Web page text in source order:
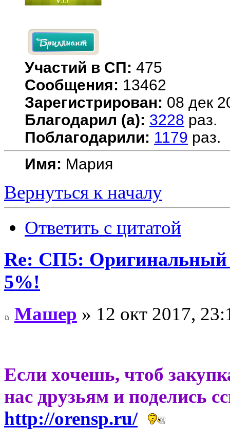
Участий в СП: 475
Сообщения: 13462
Зарегистрирован: 08 дек
Благодарил (а): 3228 раз.
Поблагодарили: 1179 раз.
Имя: Мария
Вернуться к началу
Ответить с цитатой
Re: СП5:
5%!
Машер » 12 окт 2017,
Если хочешь, чтоб
нас друзьям и поделись
http://orensp.ru/